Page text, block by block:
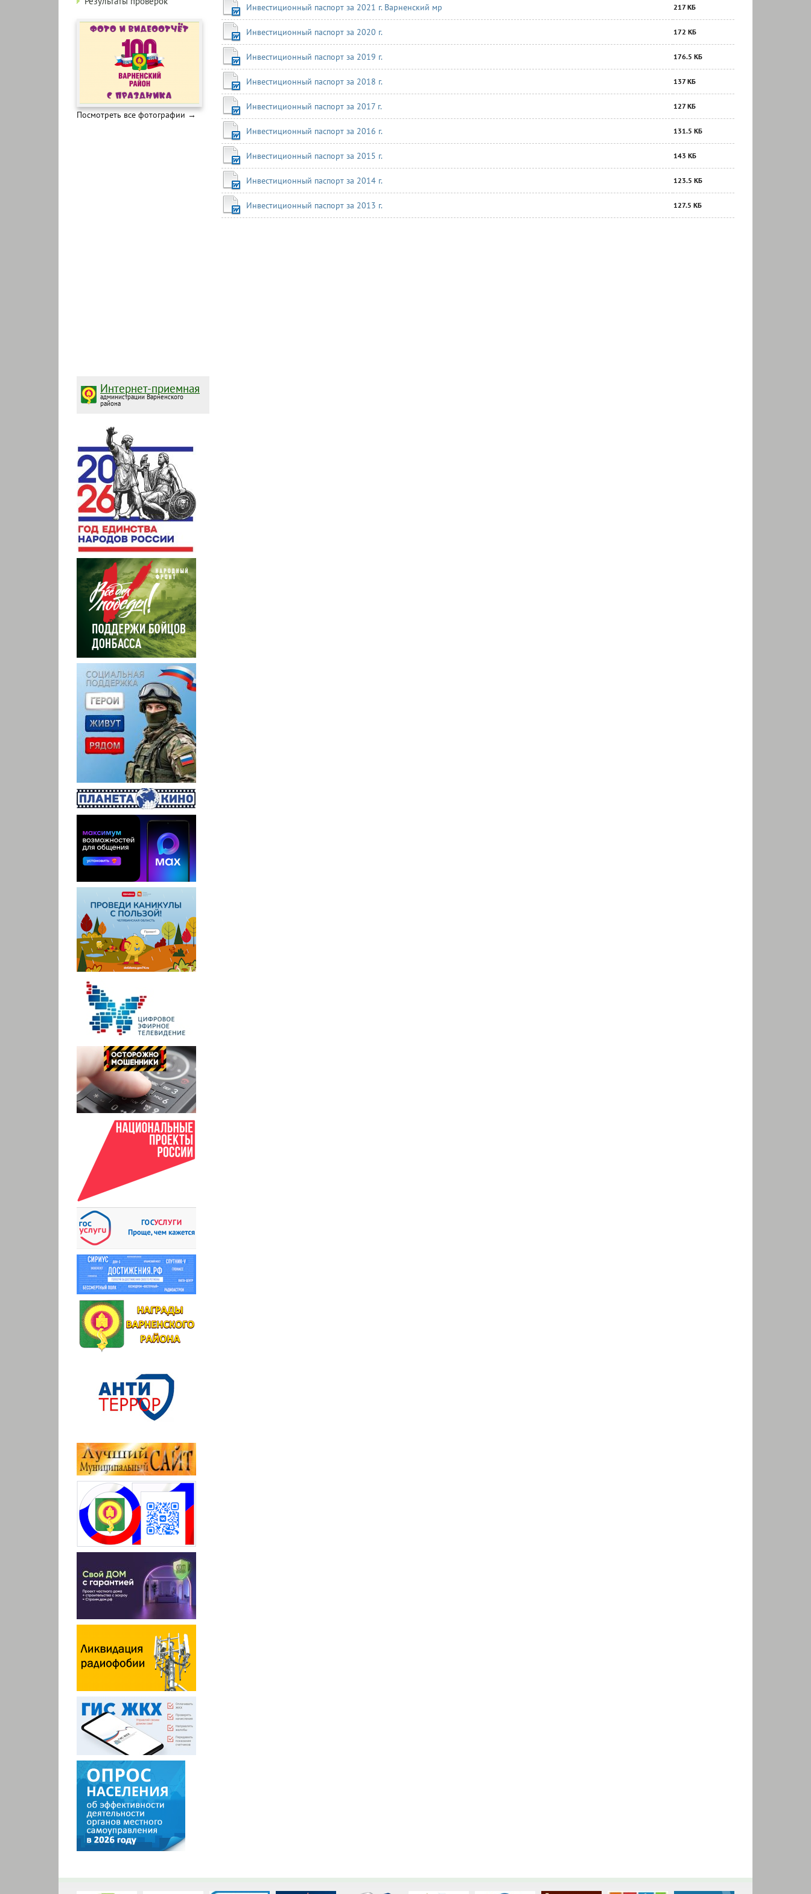
Инвестиционный паспорт за 2021 г. Варненский мр 217 КБ
Инвестиционный паспорт за 2020 г. 172 КБ
Инвестиционный паспорт за 2019 г. 176.5 КБ
Инвестиционный паспорт за 2018 г. 137 КБ
Инвестиционный паспорт за 2017 г. 127 КБ
Инвестиционный паспорт за 2016 г. 131.5 КБ
Инвестиционный паспорт за 2015 г. 143 КБ
Инвестиционный паспорт за 2014 г. 123.5 КБ
Инвестиционный паспорт за 2013 г. 127.5 КБ
Посмотреть все фотографии →
Интернет-приемная
администрации Варненского
района